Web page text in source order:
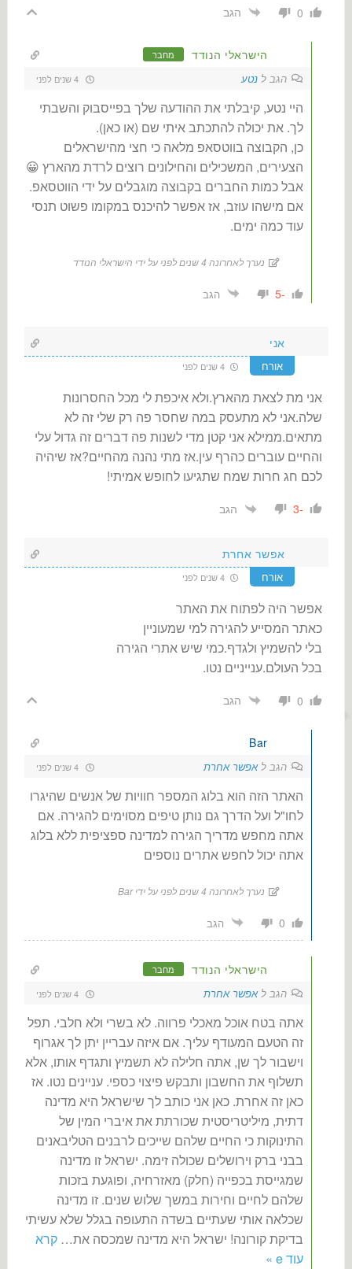
0 הגב
הישראלי הנודד מחבר
הגב ל נטע
היי נטע, קיבלתי את ההודעה שלך בפייסבוק והשבתי
לך. את יכולה להתכתב איתי שם (או כאן).
כן, הקבוצה בווטסאפ מלאה כי חצי מהישראלים
הצעירים, המשכילים והחילונים רוצים לרדת מהארץ 😀
אבל כמות החברים בקבוצה מוגבלים על ידי הווטסאפ.
אם מישהו עוזב, אז אפשר להיכנס במקומו פשוט תנסי
עוד כמה ימים.
נערך לאחרונה 4 שנים לפני על ידי הישראלי הנודד
-5 הגב
אני
אורח
אני מת לצאת מהארץ.ולא איכפת לי מכל החסרונות
שלה.אני לא מתעסק במה שחסר פה רק שלי זה לא
מתאים.ממילא אני קטן מדי לשנות פה דברים זה גדול עלי
והחיים עוברים כהרף עין.אז מתי נהנה מהחיים?אז שיהיה
לכם חג חרות שמח שתגיעו לחופש אמיתי!
-3 הגב
אפשר אחרת
אורח
אפשר היה לפתוח את האתר
כאתר המסייע להגירה למי שמעוניין
בלי להשמיץ ולגדף.כמי שיש אתרי הגירה
בכל העולם.ענייניים נטו.
0 הגב
Bar
הגב לאפשר אחרת
האתר הזה הוא בלוג המספר חוויות של אנשים שהיגרו
לחו"ל ועל הדרך גם נותן טיפים מסוימים להגירה. אם
אתה מחפש מדריך הגירה למדינה ספציפית ללא בלוג
אתה יכול לחפש אתרים נוספים
נערך לאחרונה 4 שנים לפני על ידי Bar
0 הגב
הישראלי הנודד מחבר
הגב לאפשר אחרת
אתה בטח אוכל מאכלי פרווה. לא בשרי ולא חלבי. תפל
זה הטעם המעודף עליך. אם איזה עבריין יתן לך אגרוף
וישבור לך שן, אתה חלילה לא תשמיץ ותגדף אותו, אלא
תשלוף את החשבון ותבקש פיצוי כספי. עניינים נטו. אז
כאן זה אחרת. כאן אני כותב לך שישראל היא מדינה
דתית, מיליטריסטית שכורתת את איברי המין של
התינוקות כי החיים שלהם שייכים לרבנים הטליבאנים
בבני ברק וירושלים שכולה זימה. ישראל זו מדינה
שמגייסת בכפייה (חלק) מאזרחיה, ופוגעת בזכות
שלהם לחיים וחירות במשך שלוש שנים. זו מדינה
שכלאה אותי שעתיים בשדה התעופה בגלל שלא עשיתי
בדיקת קורונה! ישראל היא מדינה שמכסה את… קרא
עוד e »